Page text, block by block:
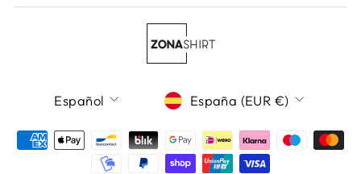
Idioma
Español Moneda
España (EUR €)